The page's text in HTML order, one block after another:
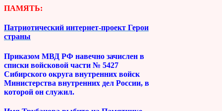
ПАМЯТЬ:
Патриотический интернет-проект Герои
страны
Приказом МВД РФ навечно зачислен в
списки войсковой части № 5427
Сибирского округа внутренних войск
Министерства внутренних дел России, в
которой он служил.